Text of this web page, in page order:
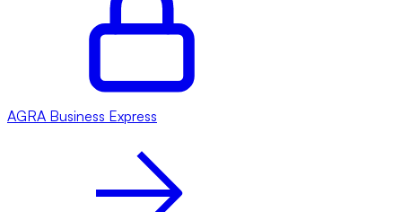
AGRA Business Express